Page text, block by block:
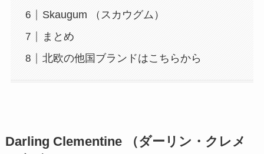
Skaugum （スカウグム）
まとめ
北欧の他国ブランドはこちらから
Darling Clementine （ダーリン・クレメ